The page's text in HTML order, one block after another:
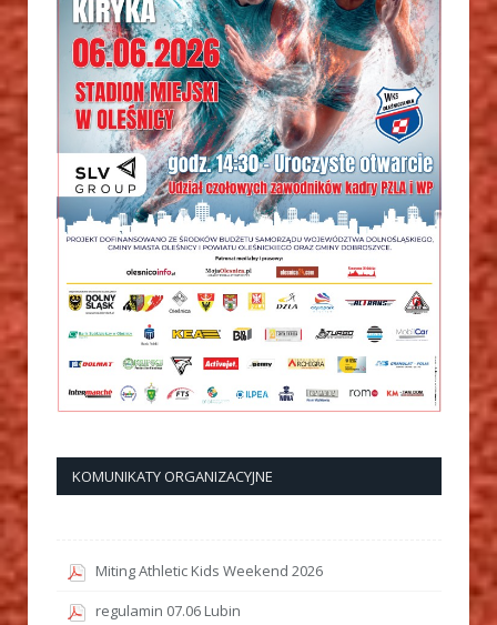
KOMUNIKATY ORGANIZACYJNE
Miting Athletic Kids Weekend 2026
regulamin 07.06 Lubin